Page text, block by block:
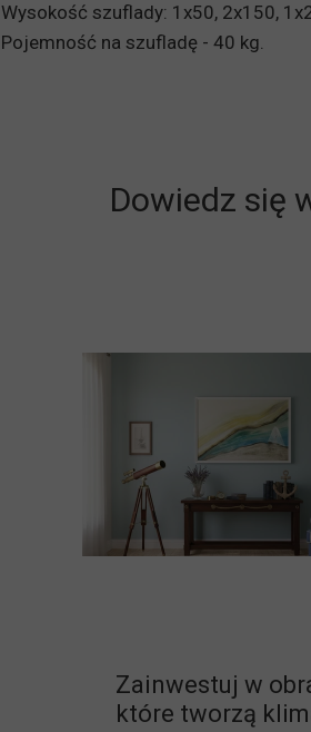
Wysokość szuflady: 1x50, 2x150,
Pojemność na szufladę - 40 kg.
Dowiedz się
Zainwestuj w
które tworzą